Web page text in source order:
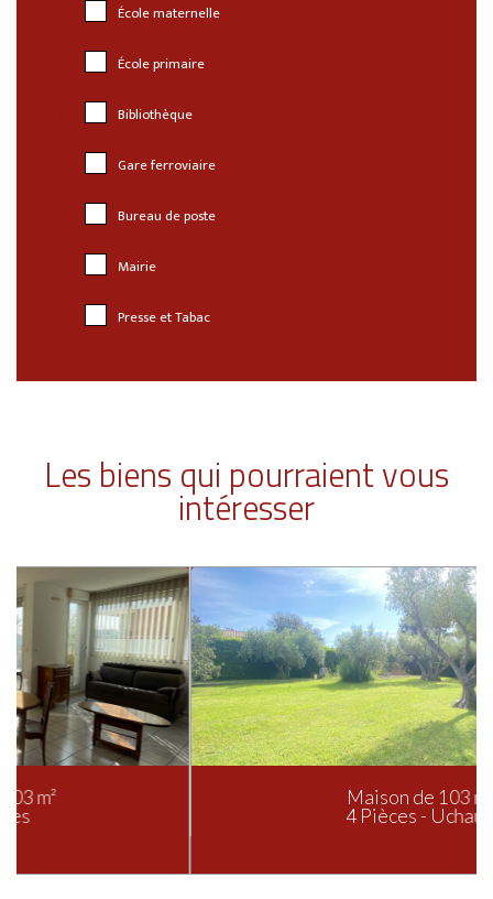
École maternelle
École primaire
Bibliothèque
Gare ferroviaire
Bureau de poste
Mairie
Presse et Tabac
Les biens qui pourraient vous
intéresser